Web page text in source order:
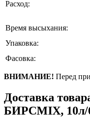
Расход:
Время высыхания:
Упаковка:
Фасовка:
ВНИМАНИЕ! Перед
Доставка
БИРСMIX, 10л/